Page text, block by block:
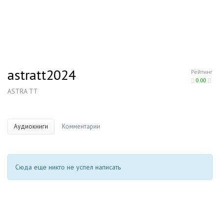
Рейтинг
0.00
astratt2024
ASTRA TT
Аудиокниги Комментарии
Сюда еще никто не успел написать